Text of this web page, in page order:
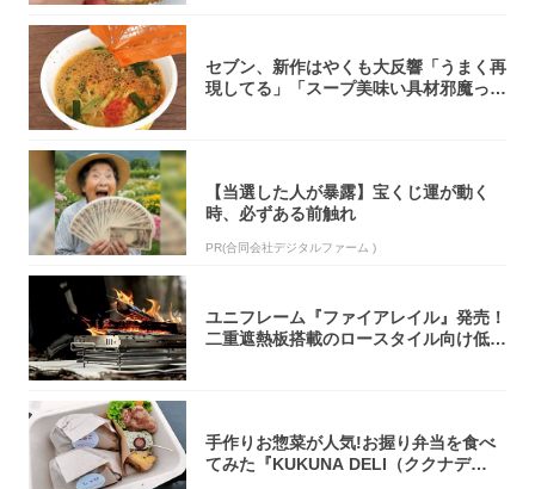
セブン、新作はやくも大反響「うまく再
現してる」「スープ美味い具材邪魔って
【当選した人が暴露】宝くじ運が動く
時、必ずある前触れ
PR(合同会社デジタルファーム )
ユニフレーム『ファイアレイル』発売！
二重遮熱板搭載のロースタイル向け低型
手作りお惣菜が人気!お握り弁当を食べ
てみた『KUKUNA DELI（ククナデ